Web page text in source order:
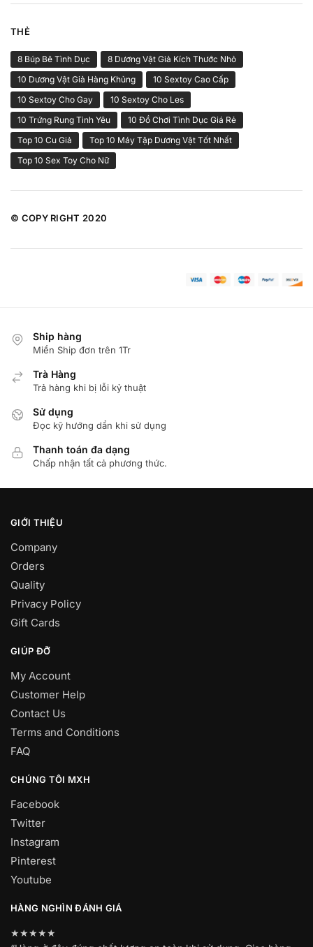
THẺ
8 Búp Bê Tình Dục
8 Dương Vật Giả Kích Thước Nhỏ
10 Dương Vật Giả Hàng Khủng
10 Sextoy Cao Cấp
10 Sextoy Cho Gay
10 Sextoy Cho Les
10 Trứng Rung Tình Yêu
10 Đồ Chơi Tình Dục Giá Rẻ
Top 10 Cu Giả
Top 10 Máy Tập Dương Vật Tốt Nhất
Top 10 Sex Toy Cho Nữ
© COPY RIGHT 2020
Ship hàng
Miển Ship đơn trên 1Tr
Trà Hàng
Trả hàng khi bị lỗi kỷ thuật
Sử dụng
Đọc kỹ hướng dẩn khi sử dụng
Thanh toán đa dạng
Chấp nhận tất cả phương thức.
GIỚI THIỆU
Company
Orders
Quality
Privacy Policy
Gift Cards
GIÚP ĐỠ
My Account
Customer Help
Contact Us
Terms and Conditions
FAQ
CHÚNG TÔI MXH
Facebook
Twitter
Instagram
Pinterest
Youtube
HÀNG NGHÌN ĐÁNH GIÁ
★★★★★